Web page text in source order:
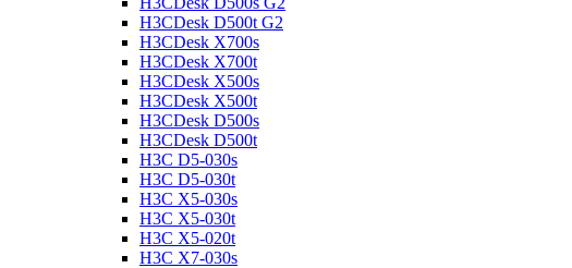
H3CDesk D500t G2
H3CDesk X700s
H3CDesk X700t
H3CDesk X500s
H3CDesk X500t
H3CDesk D500s
H3CDesk D500t
H3C D5-030s
H3C D5-030t
H3C X5-030s
H3C X5-030t
H3C X5-020t
H3C X7-030s